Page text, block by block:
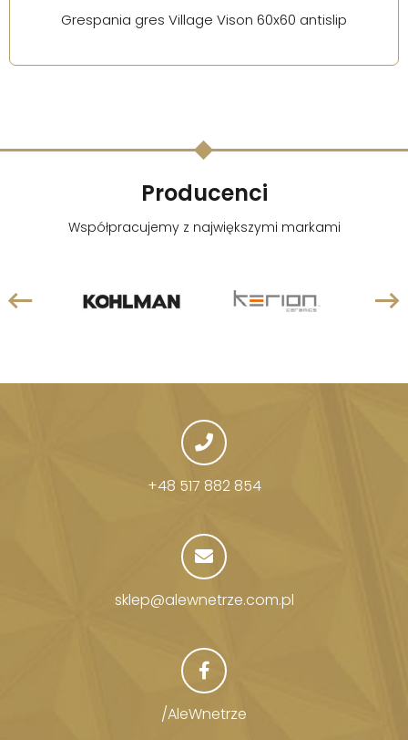
Grespania gres Village Vison 60x60 antislip
Producenci
Współpracujemy z największymi markami
+48 517 882 854
sklep@alewnetrze.com.pl
/AleWnetrze